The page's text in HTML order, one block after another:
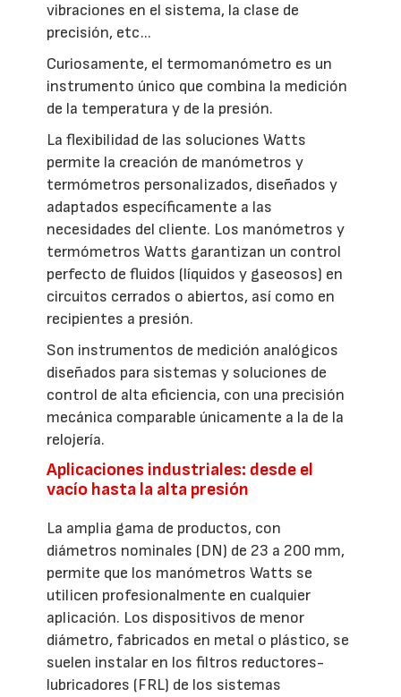
vibraciones en el sistema, la clase de
precisión, etc...
Curiosamente, el termomanómetro es un
instrumento único que combina la medición
de la temperatura y de la presión.
La flexibilidad de las soluciones Watts
permite la creación de manómetros y
termómetros personalizados, diseñados y
adaptados específicamente a las
necesidades del cliente. Los manómetros y
termómetros Watts garantizan un control
perfecto de fluidos (líquidos y gaseosos) en
circuitos cerrados o abiertos, así como en
recipientes a presión.
Son instrumentos de medición analógicos
diseñados para sistemas y soluciones de
control de alta eficiencia, con una precisión
mecánica comparable únicamente a la de la
relojería.
Aplicaciones industriales: desde el
vacío hasta la alta presión
La amplia gama de productos, con
diámetros nominales (DN) de 23 a 200 mm,
permite que los manómetros Watts se
utilicen profesionalmente en cualquier
aplicación. Los dispositivos de menor
diámetro, fabricados en metal o plástico, se
suelen instalar en los filtros reductores-
lubricadores (FRL) de los sistemas